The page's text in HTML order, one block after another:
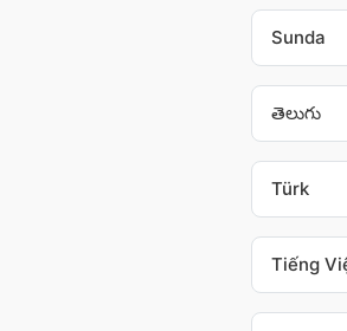
Sunda
తెలుగు
Türk
Tiếng